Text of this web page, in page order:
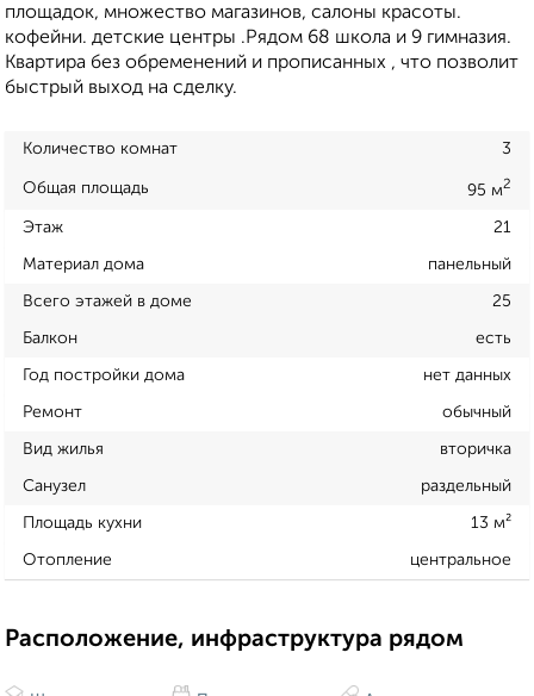
площадок, множество магазинов, салоны красоты.
кофейни. детские центры .Рядом 68 школа и 9 гимназия.
Квартира без обременений и прописанных , что позволит
быстрый выход на сделку.
Количество комнат 3
Общая площадь 95 м2
Этаж 21
Материал дома панельный
Всего этажей в доме 25
Балкон есть
Год постройки дома нет данных
Ремонт обычный
Вид жилья вторичка
Санузел раздельный
Площадь кухни 13 м²
Отопление центральное
Расположение, инфраструктура рядом